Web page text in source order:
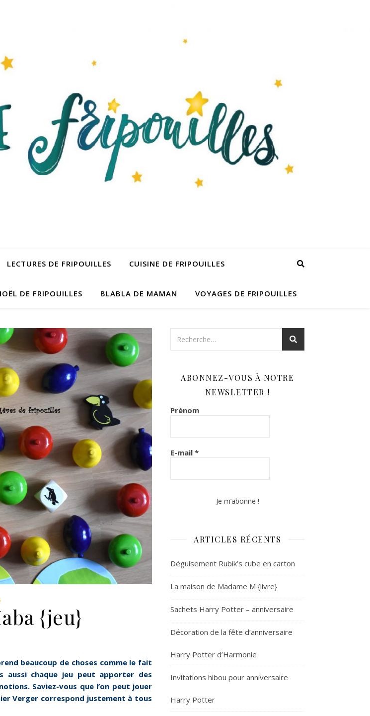
LECTURES DE FRIPOUILLES CUISINE DE FRIPOUILLES
DE FRIPOUILLES BLABLA DE MAMAN VOYAGES DE FRIPOUILLES
{jeu}
beaucoup de choses comme le fait
aussi chaque jeu peut apporter des
Saviez-vous que l’on peut jouer
Verger correspond justement à tous
ABONNEZ-VOUS À NOTRE
NEWSLETTER !
Prénom
E-mail *
ARTICLES RÉCENTS
Déguisement Rubik’s cube en carton
La maison de Madame M {livre}
Sachets Harry Potter – anniversaire
Décoration de la fête d’anniversaire
Harry Potter d’Harmonie
Invitations hibou pour anniversaire
Harry Potter